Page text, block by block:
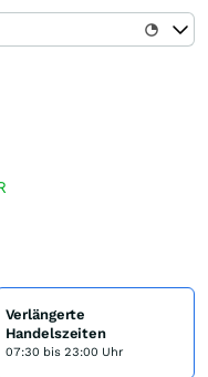
Verlängerte
Handelszeiten
07:30 bis 23:00 Uhr